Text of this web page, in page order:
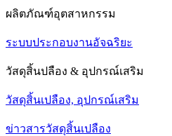
ผลิตภัณฑ์อุตสาหกรรม
ระบบประกอบงานอัจฉริยะ
วัสดุสิ้นปลือง & อุปกรณ์เสริม
วัสดุสิ้นเปลือง, อุปกรณ์เสริม
ข่าวสารวัสดุสิ้นเปลือง